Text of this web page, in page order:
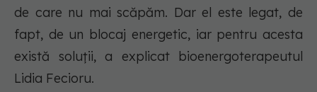
de care nu mai scăpăm. Dar el este legat, de
fapt, de un blocaj energetic, iar pentru acesta
există soluții, a explicat bioenergoterapeutul
Lidia Fecioru.